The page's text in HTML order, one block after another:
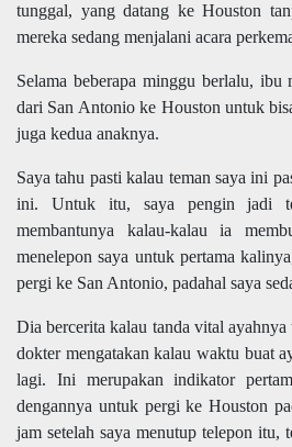
tunggal, yang datang ke Houston
mereka sedang menjalani acara
Selama beberapa minggu berlalu,
dari San Antonio ke Houston untuk
juga kedua anaknya.
Saya tahu pasti kalau teman saya ini
ini. Untuk itu, saya pengin jadi
membantunya kalau-kalau ia
menelepon saya untuk pertama
pergi ke San Antonio, padahal saya
Dia bercerita kalau tanda vital
dokter mengatakan kalau waktu buat
lagi. Ini merupakan indikator
dengannya untuk pergi ke Houston
jam setelah saya menutup telepon itu,